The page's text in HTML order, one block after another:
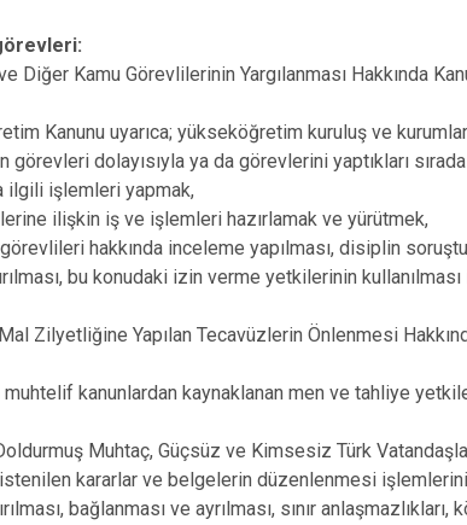
Diğer Kamu Görevlilerinin Yargılanması Hakkında
Kanunu uyarıca; yükseköğretim kuruluş ve
görevleri dolayısıyla ya da görevlerini yaptıkları
ilgili işlemleri yapmak,
ilişkin iş ve işlemleri hazırlamak ve yürütmek,
hakkında inceleme yapılması, disiplin
bu konudaki izin verme yetkilerinin
Zilyetliğine Yapılan Tecavüzlerin Önlenmesi
kanunlardan kaynaklanan men ve tahliye
Muhtaç, Güçsüz ve Kimsesiz Türk
kararlar ve belgelerin düzenlenmesi
bağlanması ve ayrılması, sınır